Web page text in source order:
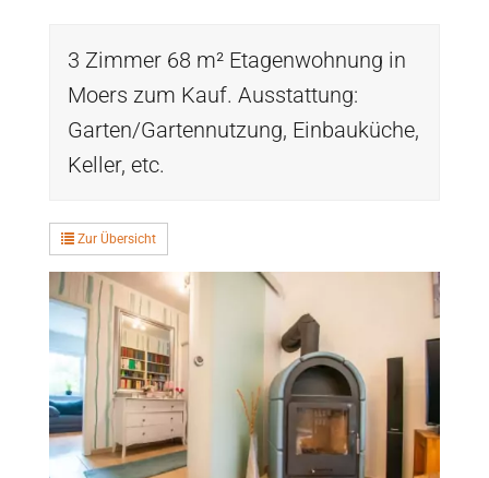
3 Zimmer 68 m² Etagenwohnung in
Moers zum Kauf. Ausstattung:
Garten/Gartennutzung, Einbauküche,
Keller, etc.
Zur Übersicht